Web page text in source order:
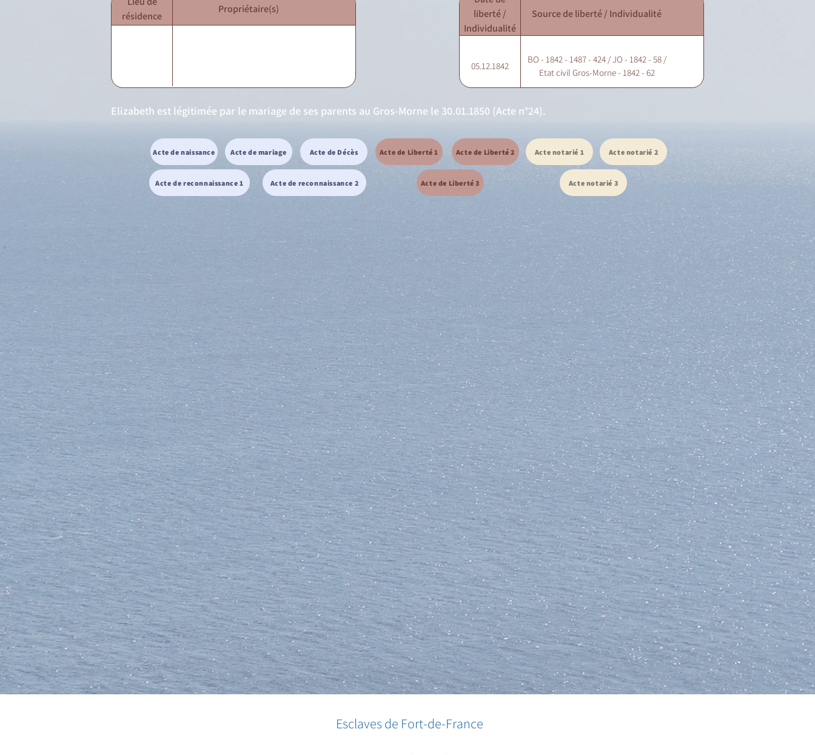
résidence
Propriétaire(s)
liberté /
Individualité
Source de liberté / Individualité
05.12.1842
BO - 1842 - 1487 - 424 / JO - 1842 - 58 /
Etat civil Gros-Morne - 1842 - 62
Elizabeth est légitimée par le mariage de ses parents au Gros-Morne le 30.01.1850 (Acte n°24).
Acte de naissance Acte de mariage Acte de Décès
Acte de reconnaissance 1 Acte de reconnaissance 2
Acte de Liberté 1 Acte de Liberté 2
Acte de Liberté 3
Acte notarié 1 Acte notarié 2
Acte notarié 3
Esclaves de Fort-de-France